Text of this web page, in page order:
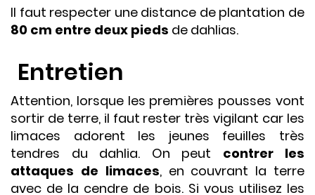
Il faut respecter une distance de plantation de
80 cm entre deux pieds de dahlias.
Entretien
Attention, lorsque les premières pousses vont
sortir de terre, il faut rester très vigilant car les
limaces adorent les jeunes feuilles très
tendres du dahlia. On peut contrer les
attaques de limaces, en couvrant la terre
avec de la cendre de bois. Si vous utilisez les